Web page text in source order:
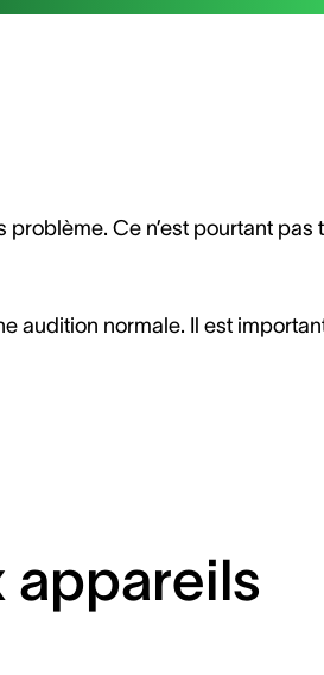
Ce n’est pourtant pas
audition normale. Il est
appareils